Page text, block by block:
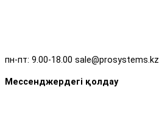
пн-пт: 9.00-18.00 sale@prosystems.kz
Мессенджердегі қолдау